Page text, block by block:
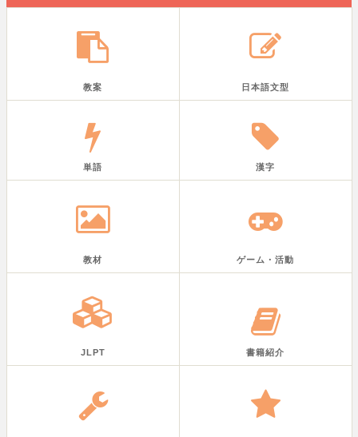
教案 日本語文型
単語 漢字
教材 ゲーム・活動
JLPT 書籍紹介